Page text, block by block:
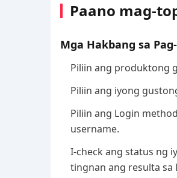
Paano mag-
Mga Hakbang sa
Piliin ang produktong
Piliin ang iyong
Piliin ang Login
username.
I-check ang status ng
tingnan ang resulta sa